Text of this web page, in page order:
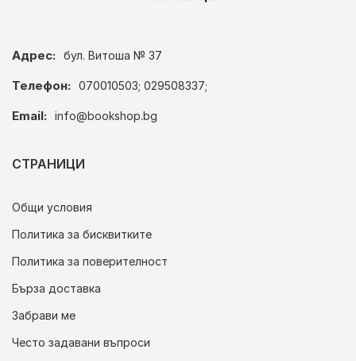
Адрес: бул. Витоша № 37
Телефон: 070010503; 029508337;
Email: info@bookshop.bg
СТРАНИЦИ
Общи условия
Политика за бисквитките
Политика за поверителност
Бърза доставка
Забрави ме
Често задавани въпроси